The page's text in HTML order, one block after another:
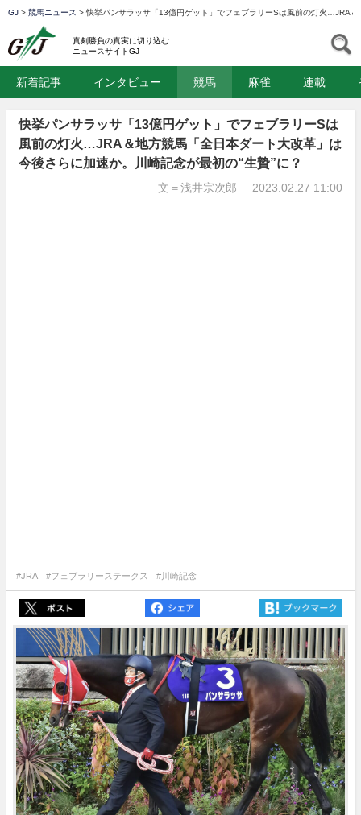
GJ > 競馬ニュース > 快挙パンサラッサ「13億円ゲット」でフェブラリーSは風前の灯火…JRA
真剣勝負の真実に切り込む
ニュースサイトGJ
新着記事 インタビュー 競馬 麻雀 連載
快挙パンサラッサ「13億円ゲット」でフェブラリーSは
風前の灯火…JRA＆地方競馬「全日本ダート大改革」は
今後さらに加速か。川崎記念が最初の“生贄”に？
文＝浅井宗次郎 2023.02.27 11:00
#JRA #フェブラリーステークス #川崎記念